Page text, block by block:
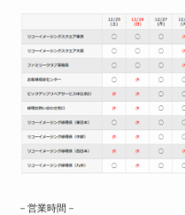
－営業時間－